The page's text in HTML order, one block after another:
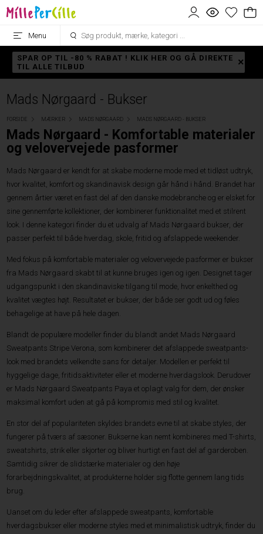
Menu
SPAR OP TIL -80 % RABAT ! KLIK HER OG GÅ DIREKTE
TIL ALLE TILBUD
Mads Nørgaard - Bukser
FORSIDE MÆRKER MADS NØRGAARD MADS NØRGAARD - BUKSER
Mads Nørgaard - Komfortable materialer
og velovervejede pasformer
Mads Nørgaard er kendt for at skabe moderne mode med et tidløst udtryk,
hvor kvalitet, komfort og skandinavisk design går hånd i hånd. Brandet har
gennem årtier været en fast del af den danske modebranche og er elsket for
sine gennemførte kollektioner, der kombinerer funktionalitet med et stilrent
look. I denne kategori finder du et udvalg af Mads Nørgaard bukser, der
passer perfekt til både hverdag, skole, fritid og afslappede weekender.
Med fokus på komfortable materialer og velovervejede pasformer er bukser
fra Mads Nørgaard skabt til at kunne bruges igen og igen. Designet tager
udgangspunkt i den skandinaviske tilgang til mode, hvor enkelthed og
kvalitet vægtes højt. Resultatet er bukser, der både ser godt ud og føles
behagelige at have på hele dagen.
Blandt de populære modeller finder du blandt andet Mads Nørgaard
Sweatpants Stripe Verona, som kombinerer det afslappede sweatpants-
look med brandets velkendte sans for detaljer. Modellen er perfekt til
hyggelige dage, fritidsaktiviteter eller et moderne hverdagslook. Derudover
er Mads Nørgaard Sweatpants Paya et oplagt valg for dem, der ønsker
maksimal komfort uden at gå på kompromis med stil og kvalitet.
En stor del af populariteten skyldes brandets evne til at skabe styles, der
fungerer på tværs af sæsoner. Bukserne kan nemt kombineres med T-shirts,
sweatshirts, strik eller skjorter og bliver hurtigt en fast del af garderoben.
Samtidig sikrer de slidstærke materialer og den høje
forarbejdningskvalitet, at produkterne holder sig flotte gennem lang tids
brug.
Uanset om du leder efter afslappede sweatpants, komfortable
hverdagsbukser eller moderne styles med et minimalistisk udtryk, finder du